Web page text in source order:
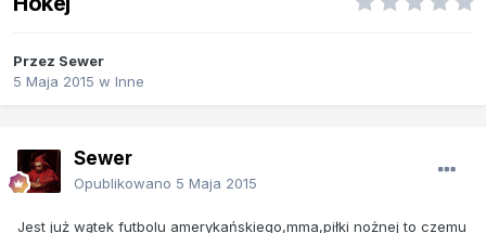
Przez Sewer
5 Maja 2015 w Inne
Sewer
Opublikowano 5 Maja 2015
Jest już wątek futbolu amerykańskiego,mma,piłki nożnej to czemu